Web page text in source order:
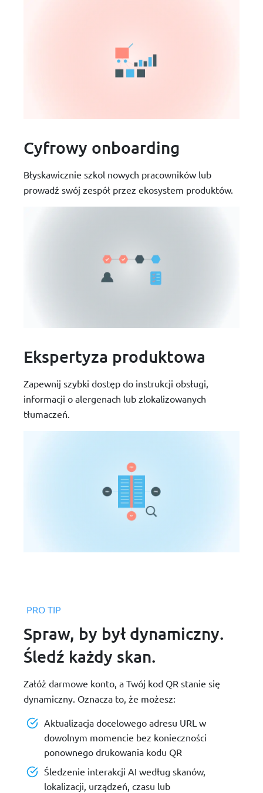
Cyfrowy onboarding
Błyskawicznie szkol nowych pracowników lub
prowadź swój zespół przez ekosystem produktów.
Ekspertyza produktowa
Zapewnij szybki dostęp do instrukcji obsługi,
informacji o alergenach lub zlokalizowanych
tłumaczeń.
PRO TIP
Spraw, by był dynamiczny.
Śledź każdy skan.
Załóż darmowe konto, a Twój kod QR stanie się
dynamiczny. Oznacza to, że możesz:
Aktualizacja docelowego adresu URL w
dowolnym momencie bez konieczności
ponownego drukowania kodu QR
Śledzenie interakcji AI według skanów,
lokalizacji, urządzeń, czasu lub